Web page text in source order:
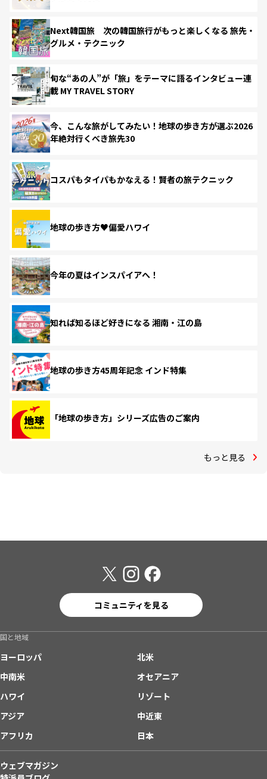
Next韓国旅 次の韓国旅行がもっと楽しくなる 旅先・
グルメ・テクニック
旬な“あの人”が「旅」をテーマに語るインタビュー連
載 MY TRAVEL STORY
今、こんな旅がしてみたい！地球の歩き方が選ぶ2026
年絶対行くべき旅先30
コスパもタイパもかなえる！賢者の旅テクニック
地球の歩き方♥偏愛ハワイ
今年の夏はインスパイアへ！
知れば知るほど好きになる 湘南・江の島
地球の歩き方45周年記念 インド特集
「地球の歩き方」シリーズ広告のご案内
もっと見る
コミュニティを見る
国と地域
ヨーロッパ
北米
中南米
オセアニア
ハワイ
リゾート
アジア
中近東
アフリカ
日本
ウェブマガジン